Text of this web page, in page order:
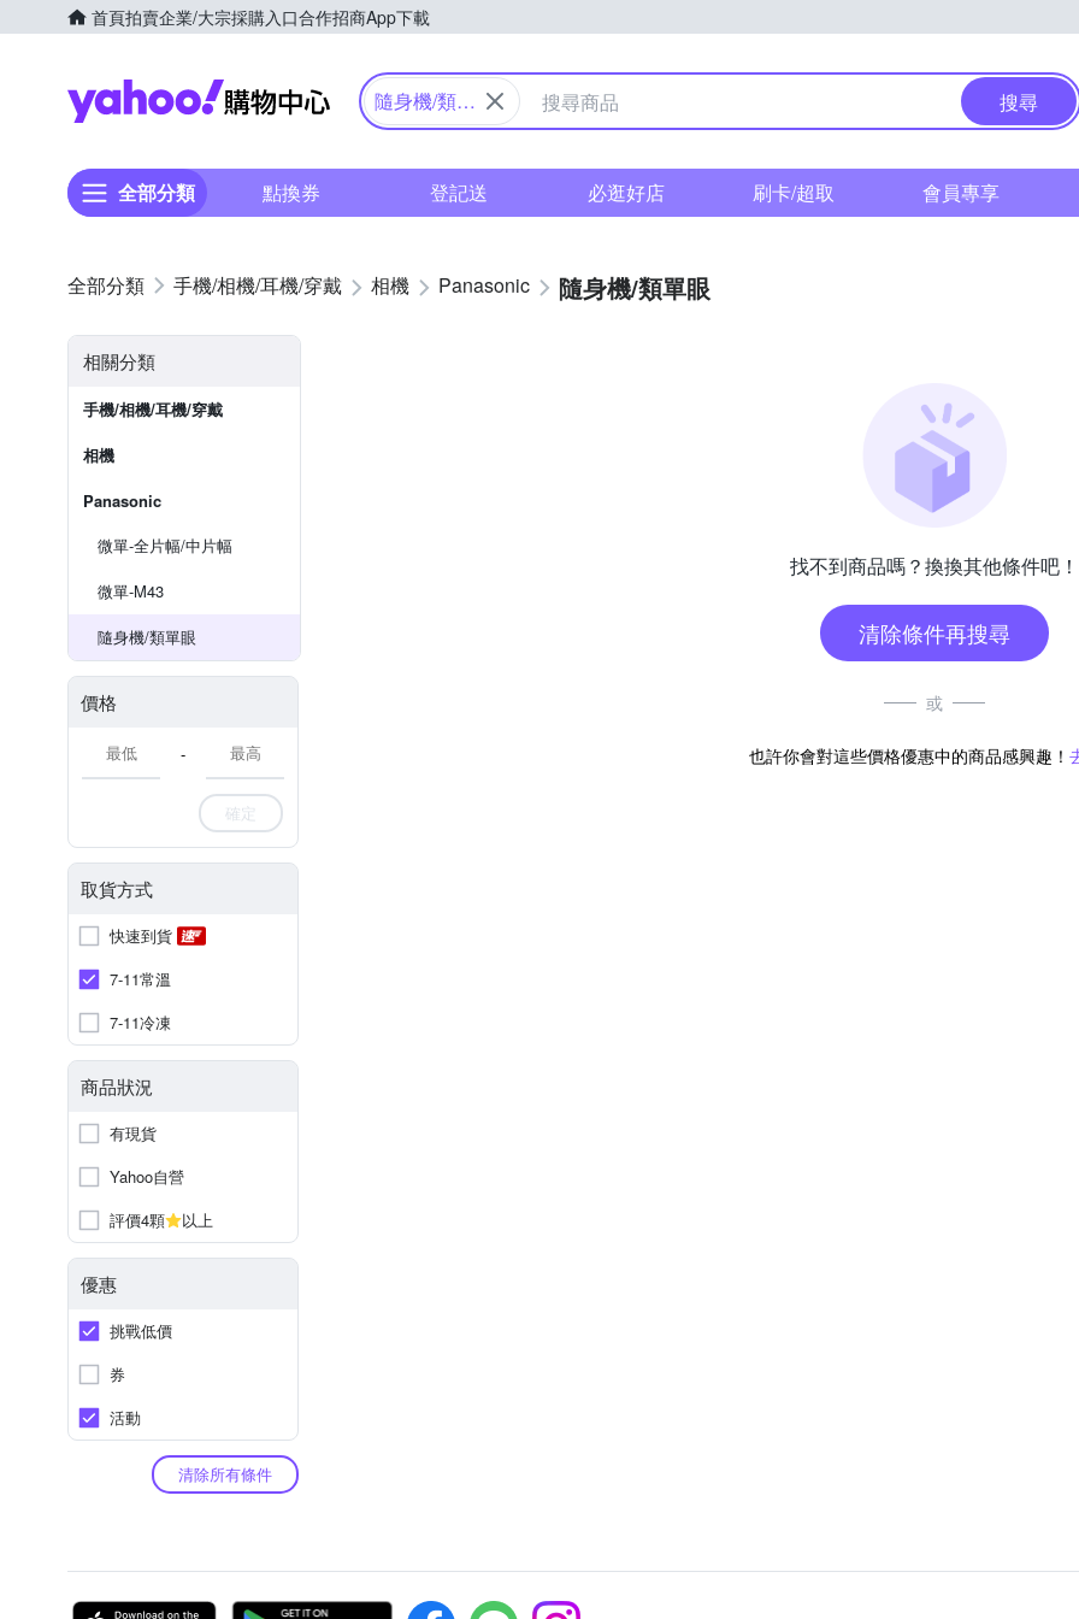
首頁拍賣企業/大宗採購入口合作招商App下載
Yahoo購物中心
隨身機/類單
搜尋
全部分類 點換券 登記送 必逛好店 刷卡/超取 會員專享
手機/相機/耳機/穿戴 相機 Panasonic 隨身機/類單眼
相關分類
手機/相機/耳機/穿戴
相機
Panasonic
微單-全片幅/中片幅
微單-M43
隨身機/類單眼
價格
-
確定
取貨方式
快速到貨
7-11常溫
7-11冷凍
商品狀況
有現貨
Yahoo自營
評價4顆
以上
優惠
挑戰低價
券
活動
清除所有條件
找不到商品嗎？換換其他條件吧！
清除條件再搜尋
或
也許你會對這些價格優惠中的商品感興趣！